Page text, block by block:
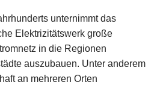
unternimmt das
Elektrizitätswerk große
in die Regionen
auszubauen. Unter anderem
an mehreren Orten